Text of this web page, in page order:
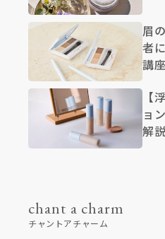
眉
者
講座
【
ョ
解
chant a charm
チャントアチャーム